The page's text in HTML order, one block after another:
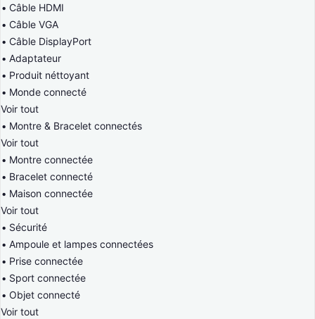
Câble HDMI
Câble VGA
Câble DisplayPort
Adaptateur
Produit néttoyant
Monde connecté
Voir tout
Montre & Bracelet connectés
Voir tout
Montre connectée
Bracelet connecté
Maison connectée
Voir tout
Sécurité
Ampoule et lampes connectées
Prise connectée
Sport connectée
Objet connecté
Voir tout